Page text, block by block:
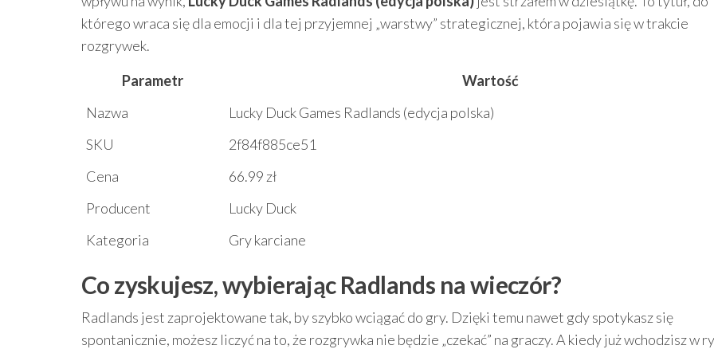
którego wraca się dla emocji i dla tej przyjemnej „warstwy” strategicznej, która pojawia się w trakcie
rozgrywek.
Parametr
Wartość
Nazwa
Lucky Duck Games Radlands (edycja polska)
SKU
2f84f885ce51
Cena
66.99 zł
Producent
Lucky Duck
Kategoria
Gry karciane
Co zyskujesz, wybierając Radlands na wieczór?
Radlands jest zaprojektowane tak, by szybko wciągać do gry. Dzięki temu nawet gdy spotykasz się
spontanicznie, możesz liczyć na to, że rozgrywka nie będzie „czekać” na graczy. A kiedy już wchodzisz w